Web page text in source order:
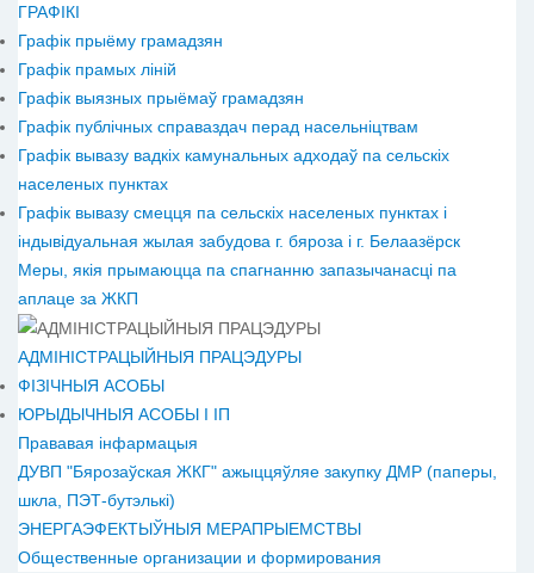
ГРАФІКІ
Графік прыёму грамадзян
Графік прамых ліній
Графік выязных прыёмаў грамадзян
Графік публічных справаздач перад насельніцтвам
Графік вывазу вадкіх камунальных адходаў па сельскіх
населеных пунктах
Графік вывазу смецця па сельскіх населеных пунктах і
індывідуальная жылая забудова г. бяроза і г. Белаазёрск
Меры, якія прымаюцца па спагнанню запазычанасці па
аплаце за ЖКП
АДМІНІСТРАЦЫЙНЫЯ ПРАЦЭДУРЫ
ФІЗІЧНЫЯ АСОБЫ
ЮРЫДЫЧНЫЯ АСОБЫ І ІП
Прававая інфармацыя
ДУВП "Бярозаўская ЖКГ" ажыццяўляе закупку ДМР (паперы,
шкла, ПЭТ-бутэлькі)
ЭНЕРГАЭФЕКТЫЎНЫЯ МЕРАПРЫЕМСТВЫ
Общественные организации и формирования